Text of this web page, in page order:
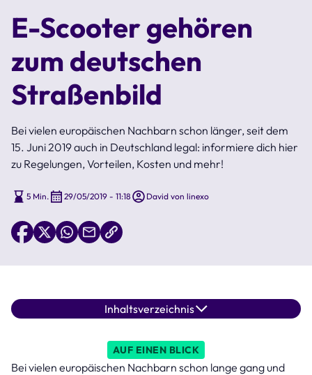
E-Scooter gehören
zum deutschen
Straßenbild
Bei vielen europäischen Nachbarn schon länger, seit dem
15. Juni 2019 auch in Deutschland legal: informiere dich hier
zu Regelungen, Vorteilen, Kosten und mehr!
5 Min. 29/05/2019 - 11:18 David von linexo
Inhaltsverzeichnis
AUF EINEN BLICK
Bei vielen europäischen Nachbarn schon lange gang und